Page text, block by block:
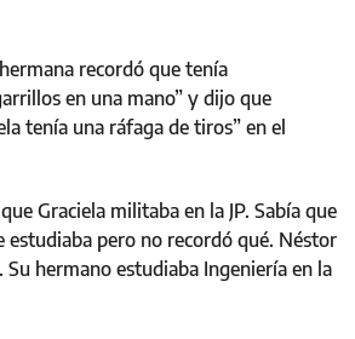
recordó que tenía
en una mano” y dijo que
tenía una ráfaga de tiros” en el
Graciela militaba en la JP. Sabía que
estudiaba pero no recordó qué. Néstor
Su hermano estudiaba Ingeniería en la